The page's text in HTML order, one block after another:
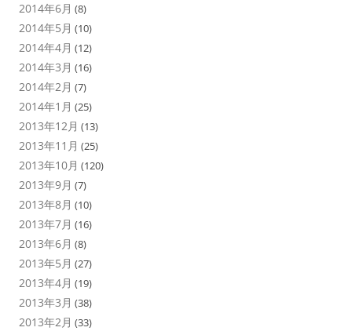
2014年6月 (8)
2014年5月 (10)
2014年4月 (12)
2014年3月 (16)
2014年2月 (7)
2014年1月 (25)
2013年12月 (13)
2013年11月 (25)
2013年10月 (120)
2013年9月 (7)
2013年8月 (10)
2013年7月 (16)
2013年6月 (8)
2013年5月 (27)
2013年4月 (19)
2013年3月 (38)
2013年2月 (33)